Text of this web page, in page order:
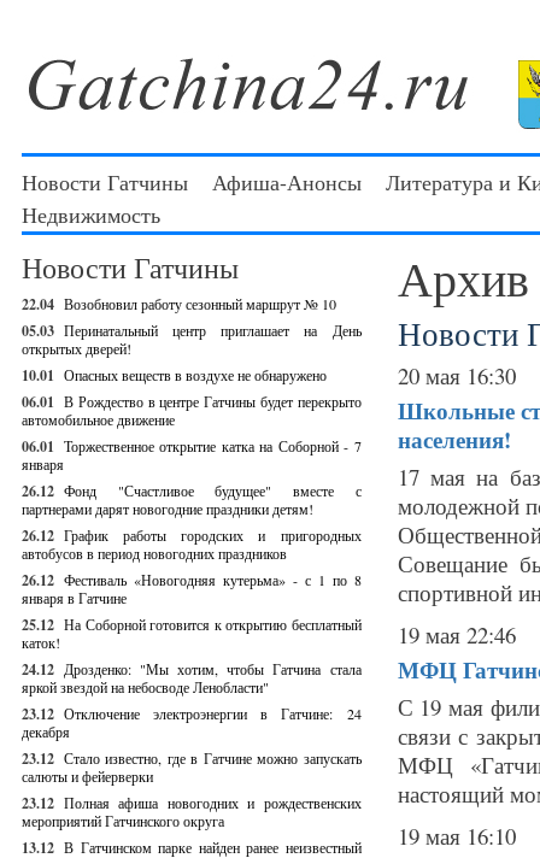
Новости Гатчины Афиша-Анонсы
Литература и
Недвижимость
Новости Гатчины
22.04 Возобновил работу сезонный маршрут № 10
05.03 Перинатальный центр приглашает на День
открытых дверей!
10.01 Опасных веществ в воздухе не обнаружено
06.01 В Рождество в центре Гатчины будет перекрыто
автомобильное движение
06.01 Торжественное открытие катка на Соборной - 7
января
26.12 Фонд "Счастливое будущее" вместе с
партнерами дарят новогодние праздники детям!
26.12 График работы городских и пригородных
автобусов в период новогодних праздников
26.12 Фестиваль «Новогодняя кутерьма» - с 1 по 8
января в Гатчине
25.12 На Соборной готовится к открытию бесплатный
каток!
24.12 Дрозденко: "Мы хотим, чтобы Гатчина стала
яркой звездой на небосводе Ленобласти"
23.12 Отключение электроэнергии в Гатчине: 24
декабря
23.12 Стало известно, где в Гатчине можно запускать
салюты и фейерверки
23.12 Полная афиша новогодних и рождественских
мероприятий Гатчинского округа
13.12 В Гатчинском парке найден ранее неизвестный
Архив
Новости
20 мая 16:30
Школьные
населения!
17 мая на
молодежной
Совещание
спортивной
19 мая 22:46
МФЦ
С 19 мая
связи с
МФЦ
настоящий
19 мая 16:10